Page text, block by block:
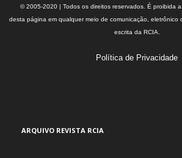
© 2005-2020 | Todos os direitos reservados. É proibida
desta página em qualquer meio de comunicação, eletrônico
escrita da RCIA.
Política de Privacidade
ARQUIVO REVISTA RCIA